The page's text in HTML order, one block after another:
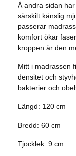
Å andra sidan
särskilt känslig
passerar
komfort ökar
kroppen är den
Mitt i madrassen
densitet och
bakterier och
Längd: 120 cm
Bredd: 60 cm
Tjocklek: 9 cm